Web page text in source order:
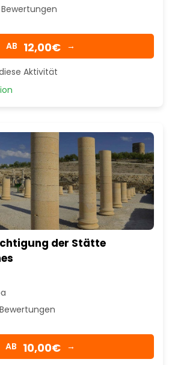
Bewertungen
AB 12,00€ →
Aktivität
der Stätte
AB 10,00€ →